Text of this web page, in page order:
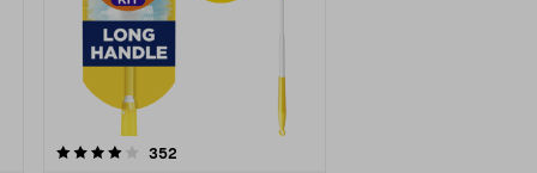
352